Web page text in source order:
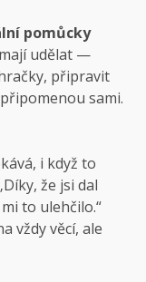
pomůcky
udělat —
připravit
sami.
i když to
že jsi dal
to ulehčilo.“
vždy věcí, ale